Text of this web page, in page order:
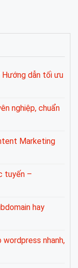
dẫn tối ưu
nghiệp, chuẩn
Marketing
tuyến –
hay
nhanh,